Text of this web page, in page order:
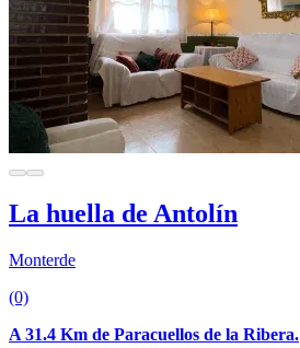
La huella de Antolín
Monterde
(0)
A 31.4 Km de Paracuellos de la Ribera.